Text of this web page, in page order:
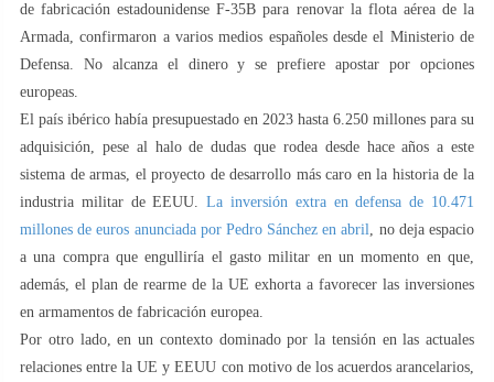
de fabricación estadounidense F-35B para renovar la flota aérea de la
Armada, confirmaron a varios medios españoles desde el Ministerio de
Defensa. No alcanza el dinero y se prefiere apostar por opciones
europeas.
El país ibérico había presupuestado en 2023 hasta 6.250 millones para su
adquisición, pese al halo de dudas que rodea desde hace años a este
sistema de armas, el proyecto de desarrollo más caro en la historia de la
industria militar de EEUU.La inversión extra en defensa de 10.471
millones de euros anunciada por Pedro Sánchez en abril, no deja espacio
a una compra que engulliría el gasto militar en un momento en que,
además, el plan de rearme de la UE exhorta a favorecer las inversiones
en armamentos de fabricación europea.
Por otro lado, en un contexto dominado por la tensión en las actuales
relaciones entre la UE y EEUU con motivo de los acuerdos arancelarios,